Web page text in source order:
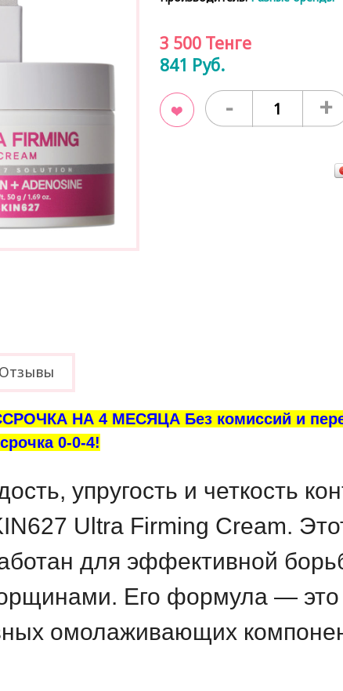
3 500 Тенге
841 Руб.
- +
Отзывы
НА 4 МЕСЯЦА Без комиссий и
0-0-4!
упругость и четкость
Ultra Firming Cream.
для эффективной
Его формула — это
омолаживающих